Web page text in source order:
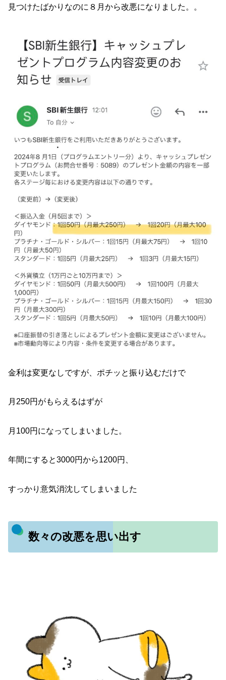
見つけたばかりなのに８月から改悪になりました。。
金利は変更なしですが、ポチッと振り込むだけで
月250円がもらえるはずが
月100円になってしまいました。
年間にすると3000円から1200円、
すっかり意気消沈してしまいました
数々の改悪を思い出す